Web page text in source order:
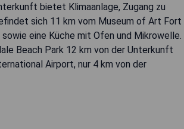
bietet Klimaanlage, Zugang zu
sich 11 km vom Museum of Art Fort
eine Küche mit Ofen und Mikrowelle.
Beach Park 12 km von der Unterkunft
Airport, nur 4 km von der